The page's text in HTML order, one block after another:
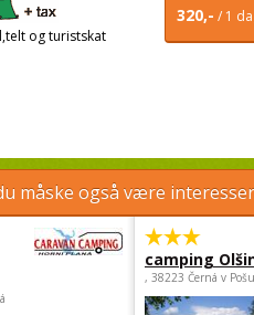
320,- / 1
og turistskat
måske også være
camping
, 38223 Černá v